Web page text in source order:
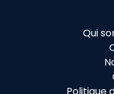
Qui
Politique